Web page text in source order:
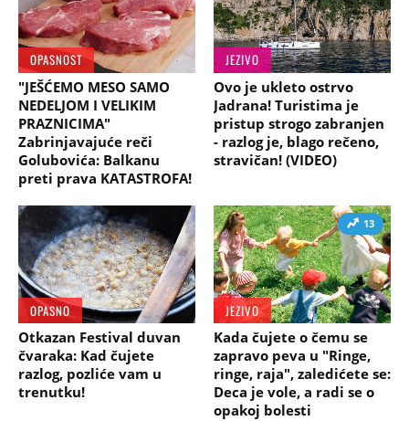
OPASNOST
"JEŠĆEMO MESO SAMO
NEDELJOM I VELIKIM
PRAZNICIMA"
Zabrinjavajuće reči
Golubovića: Balkanu
preti prava KATASTROFA!
JEZIVO
Ovo je ukleto ostrvo
Jadrana! Turistima je
pristup strogo zabranjen
- razlog je, blago rečeno,
stravičan! (VIDEO)
OPASNO
Otkazan Festival duvan
čvaraka: Kad čujete
razlog, pozliće vam u
trenutku!
13
JEZIVO
Kada čujete o čemu se
zapravo peva u "Ringe,
ringe, raja", zaledićete se:
Deca je vole, a radi se o
opakoj bolesti